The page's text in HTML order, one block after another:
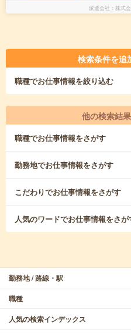
派遣会社 株式
検索条件を追
職種でお仕事情報を絞り込む
他の検索結
職種でお仕事情報をさがす
勤務地でお仕事情報をさがす
こだわりでお仕事情報をさがす
人気のワードでお仕事情報をさが
勤務地 / 路線・駅
職種
人気の検索インデックス